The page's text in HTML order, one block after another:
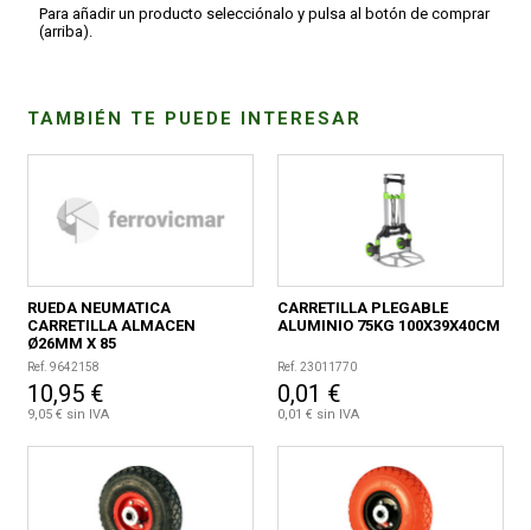
Para añadir un producto selecciónalo y pulsa al botón de comprar
(arriba).
TAMBIÉN TE PUEDE INTERESAR
RUEDA NEUMATICA
CARRETILLA ALMACEN
Ø26MM X 85
Ref. 9642158
10,95 €
9,05 € sin IVA
CARRETILLA PLEGABLE
ALUMINIO 75KG 100X39X40CM
Ref. 23011770
0,01 €
0,01 € sin IVA